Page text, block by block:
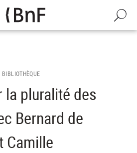
Recherche
la pluralité des
Bernard de
Camille